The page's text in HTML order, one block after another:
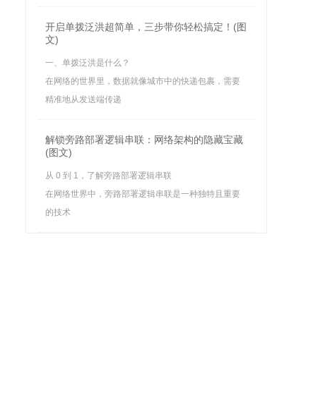
开启单拨泛洪超简单，三步带你轻松搞定！(图
文)
一、单拨泛洪是什么？
在网络的世界里，数据就像城市中的快递包裹，需要
精准地从发送端传递
解锁旁路部署逻辑串联：网络架构的隐藏宝藏
(图文)
从 0 到 1，了解旁路部署逻辑串联
在网络世界中，旁路部署逻辑串联是一种独特且重要
的技术